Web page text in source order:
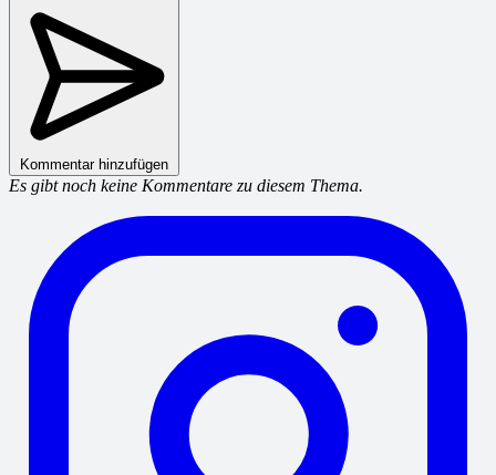
Kommentar hinzufügen
Es gibt noch keine Kommentare zu diesem Thema.